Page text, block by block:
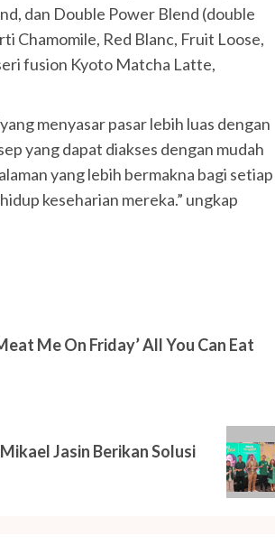
dan Double Power Blend (double
Chamomile, Red Blanc, Fruit Loose,
fusion Kyoto Matcha Latte,
menyasar pasar lebih luas dengan
yang dapat diakses dengan mudah
yang lebih bermakna bagi setiap
keseharian mereka.” ungkap
Me On Friday’ All You Can Eat
Jasin Berikan Solusi